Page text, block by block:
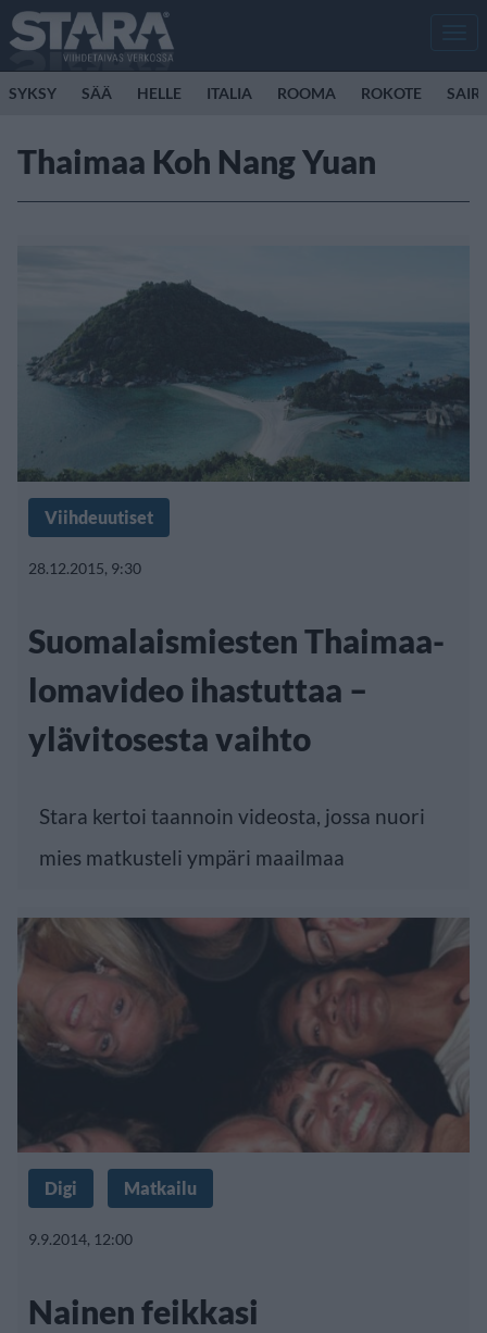
SYKSY SÄÄ HELLE ITALIA ROOMA ROKOTE
Thaimaa Koh Nang Yuan
Viihdeuutiset
28.12.2015, 9:30
Suomalaismiesten Thaimaa-
lomavideo ihastuttaa –
ylävitosesta vaihto
Stara kertoi taannoin videosta, jossa nuori
mies matkusteli ympäri maailmaa
Digi Matkailu
9.9.2014, 12:00
Nainen feikkasi